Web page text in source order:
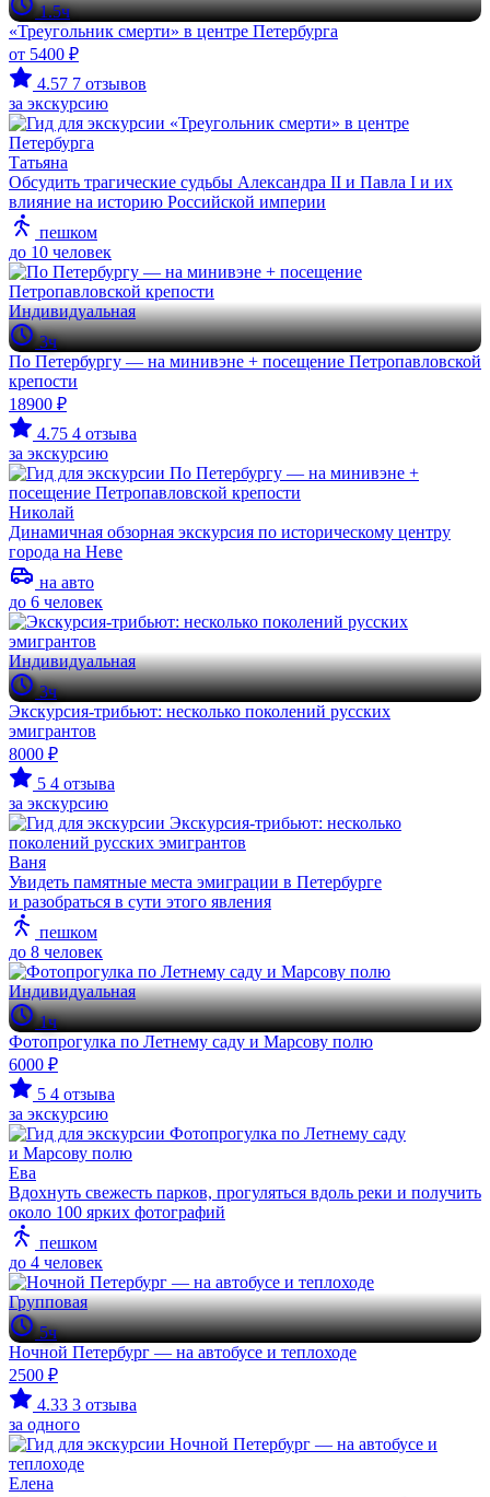
1.5ч
«Треугольник смерти» в центре Петербурга
от 5400 ₽
4.57 7 отзывов
за экскурсию
Татьяна
Обсудить трагические судьбы Александра II и Павла I и их
влияние на историю Российской империи
пешком
до 10 человек
Индивидуальная
3ч
По Петербургу — на минивэне + посещение Петропавловской
крепости
18900 ₽
4.75 4 отзыва
за экскурсию
Николай
Динамичная обзорная экскурсия по историческому центру
города на Неве
на авто
до 6 человек
Индивидуальная
3ч
Экскурсия-трибьют: несколько поколений русских
эмигрантов
8000 ₽
5 4 отзыва
за экскурсию
Ваня
Увидеть памятные места эмиграции в Петербурге
и разобраться в сути этого явления
пешком
до 8 человек
Индивидуальная
1ч
Фотопрогулка по Летнему саду и Марсову полю
6000 ₽
5 4 отзыва
за экскурсию
Ева
Вдохнуть свежесть парков, прогуляться вдоль реки и получить
около 100 ярких фотографий
пешком
до 4 человек
Групповая
5ч
Ночной Петербург — на автобусе и теплоходе
2500 ₽
4.33 3 отзыва
за одного
Елена